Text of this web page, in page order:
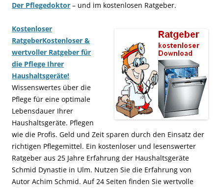
Der Pflegedoktor – und im kostenlosen Ratgeber.
Kostenloser
RatgeberKostenloser &
wertvoller Ratgeber für
die Pflege Ihrer
Haushaltsgeräte!
Wissenswertes über die
Pflege für eine optimale
Lebensdauer Ihrer
Haushaltsgeräte. Pflegen
wie die Profis. Geld und Zeit sparen durch den Einsatz der
richtigen Pflegemittel. Ein kostenloser und lesenswerter
Ratgeber aus 25 Jahre Erfahrung der Haushaltsgeräte
Schmid Dynastie in Ulm. Nutzen Sie die Erfahrung von
Autor Achim Schmid. Auf 24 Seiten finden Sie wertvolle